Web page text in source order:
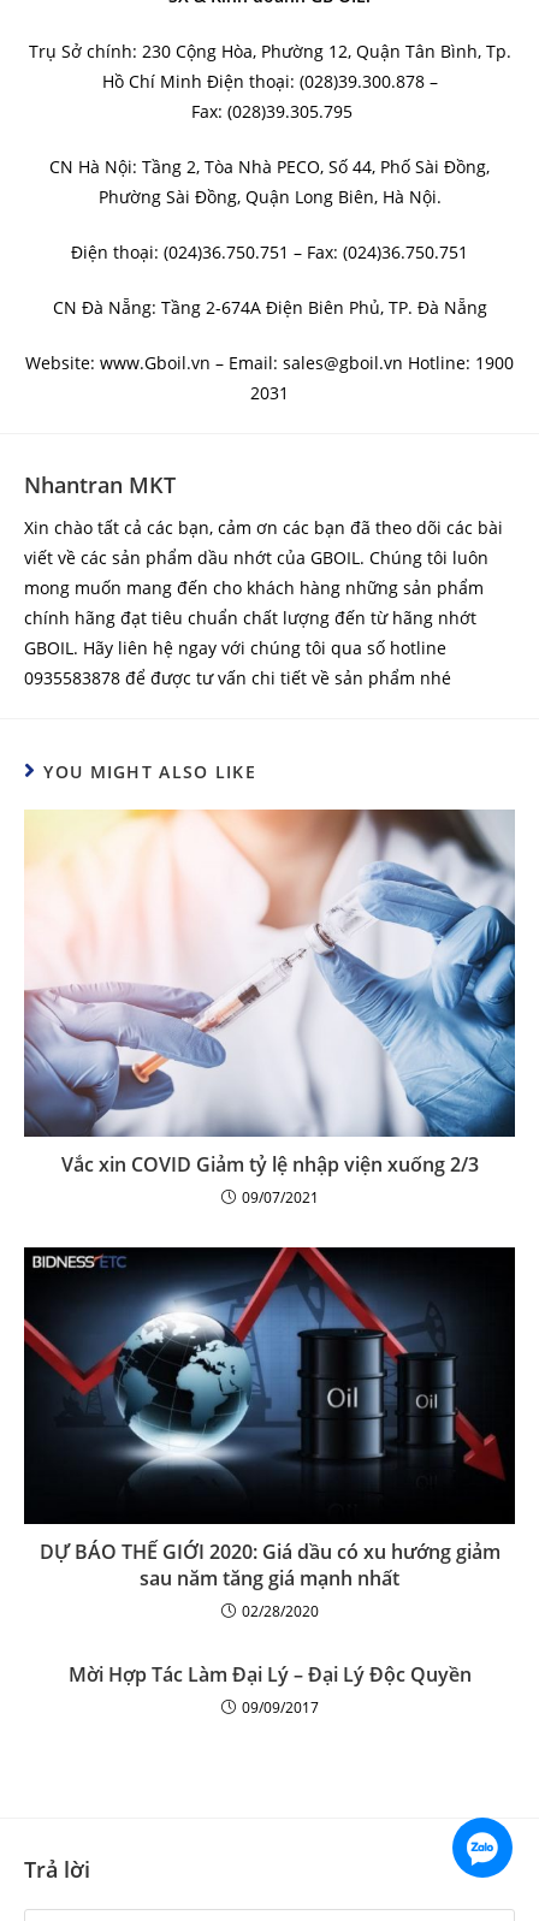
Trụ Sở chính: 230 Cộng Hòa, Phường 12, Quận Tân Bình, Tp.
Hồ Chí Minh Điện thoại: (028)39.300.878 –
Fax: (028)39.305.795
CN Hà Nội: Tầng 2, Tòa Nhà PECO, Số 44, Phố Sài Đồng,
Phường Sài Đồng, Quận Long Biên, Hà Nội.
Điện thoại: (024)36.750.751 – Fax: (024)36.750.751
CN Đà Nẵng: Tầng 2-674A Điện Biên Phủ, TP. Đà Nẵng
Website: www.Gboil.vn – Email: sales@gboil.vn Hotline: 1900
2031
Nhantran MKT
Xin chào tất cả các bạn, cảm ơn các bạn đã theo dõi các bài
viết về các sản phẩm dầu nhớt của GBOIL. Chúng tôi luôn
mong muốn mang đến cho khách hàng những sản phẩm
chính hãng đạt tiêu chuẩn chất lượng đến từ hãng nhớt
GBOIL. Hãy liên hệ ngay với chúng tôi qua số hotline
0935583878 để được tư vấn chi tiết về sản phẩm nhé
YOU MIGHT ALSO LIKE
Vắc xin COVID Giảm tỷ lệ nhập viện xuống 2/3
09/07/2021
DỰ BÁO THẾ GIỚI 2020: Giá dầu có xu hướng giảm
sau năm tăng giá mạnh nhất
02/28/2020
Mời Hợp Tác Làm Đại Lý – Đại Lý Độc Quyền
09/09/2017
Trả lời